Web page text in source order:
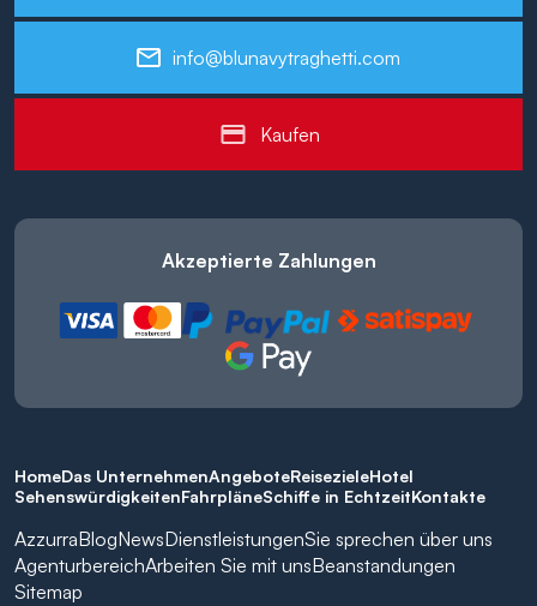
info@blunavytraghetti.com
Kaufen
Akzeptierte Zahlungen
HomeDas UnternehmenAngeboteReisezieleHotel
SehenswürdigkeitenFahrpläneSchiffe in EchtzeitKontakte
AzzurraBlogNewsDienstleistungenSie sprechen über uns
AgenturbereichArbeiten Sie mit unsBeanstandungen
Sitemap